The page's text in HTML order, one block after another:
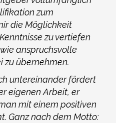
zum
die Möglichkeit
zu vertiefen
anspruchsvolle
zu übernehmen.
untereinander fördert
eigenen Arbeit, er
mit einem positiven
Ganz nach dem Motto: